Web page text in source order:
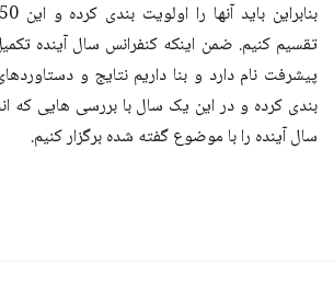
تقسیم کنیم. ضمن اینکه کنفرانس سال آینده
پیشرفت نام دارد و بنا داریم نتایج و
بندی کرده و در این یک سال با بررسی هایی که
سال آینده را با موضوع گفته شده برگزار کنیم.